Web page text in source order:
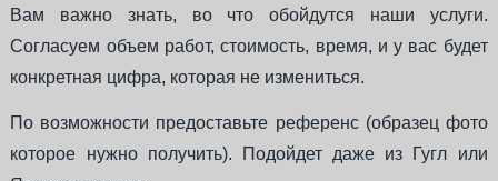
Вам важно знать, во что обойдутся наши услуги.
Согласуем объем работ, стоимость, время, и у вас будет
конкретная цифра, которая не измениться.
По возможности предоставьте референс (образец фото
которое нужно получить). Подойдет даже из Гугл или